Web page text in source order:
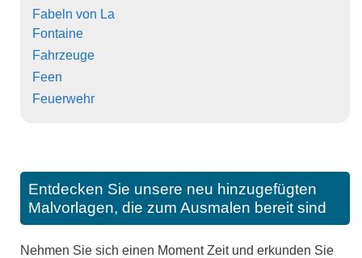
Fabeln von La
Fontaine
Fahrzeuge
Feen
Feuerwehr
Entdecken Sie unsere neu hinzugefügten
Malvorlagen, die zum Ausmalen bereit sind
Nehmen Sie sich einen Moment Zeit und erkunden Sie